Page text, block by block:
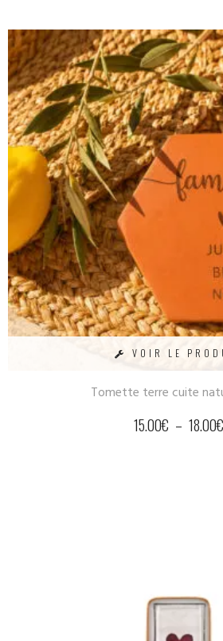
VOIR LE
Tomette terre cuite
15.00€ – 18.00€